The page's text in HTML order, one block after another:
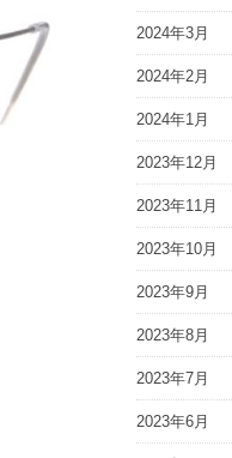
2024年3月
2024年2月
2024年1月
2023年12月
2023年11月
2023年10月
2023年9月
2023年8月
2023年7月
2023年6月